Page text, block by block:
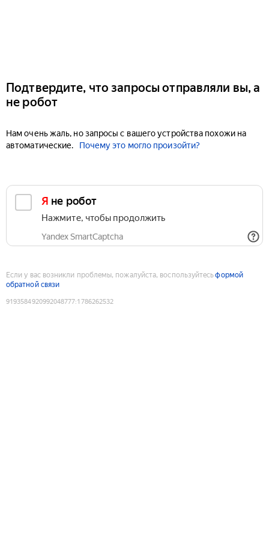
Подтвердите, что запросы отправляли вы, а
не робот
Нам очень жаль, но запросы с вашего устройства похожи на
автоматические.
Почему это могло произойти?
Я не робот
Нажмите, чтобы продолжить
Yandex SmartCaptcha
Если у вас возникли проблемы, пожалуйста, воспользуйтесьформой
обратной связи
9193584920992048777:1786262532